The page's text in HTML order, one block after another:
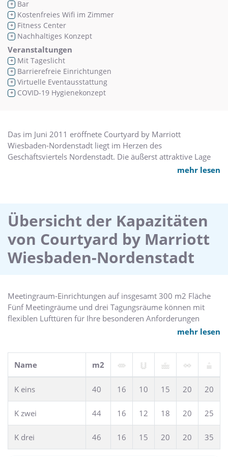
+ Bar
+ Kostenfreies Wifi im Zimmer
+ Fitness Center
+ Nachhaltiges Konzept
Veranstaltungen
+ Mit Tageslicht
+ Barrierefreie Einrichtungen
+ Virtuelle Eventausstattung
+ COVID-19 Hygienekonzept
Das im Juni 2011 eröffnete Courtyard by Marriott
Wiesbaden-Nordenstadt liegt im Herzen des
Geschäftsviertels Nordenstadt. Die äußerst attraktive Lage
nur wenige Autominuten vom Internationalen Flughafen
Ausstattung gewährleisten einen besonders komfortablen
Aufenthalt, ob Sie nun aus geschäftlichen Gründen oder für
einen Wochenendausflug nach Wiesbaden kommen.
Beginnen Sie Ihren Tag mit dem Genuss unseres
umfangreichen Frühstücksbüfetts, beenden Sie Ihren Tag mit
Hotelrestaurants. Das Hotel ist ein hervorragender
Ausgangspunkt zum Erkunden der berühmten Weinregion
Rheingau mit ihren malerischen Burgen mit Blick auf die
Weinberge und das Rheintal. Kostenlose Parkplätze sowie
kostenloser Internet- und Sky TV Zugang runden Ihren
mehr lesen
Übersicht der Kapazitäten
von Courtyard by Marriott
Wiesbaden-Nordenstadt
Meetingraum-Einrichtungen auf insgesamt 300 m2 Fläche
Fünf Meetingräume und drei Tagungsräume können mit
flexiblen Lufttüren für Ihre besonderen Anforderungen
Meetingfläche
mehr lesen
Name m2
K eins 40 16 10 15 20 20
K zwei 44 16 12 18 20 25
K drei 46 16 15 20 20 35